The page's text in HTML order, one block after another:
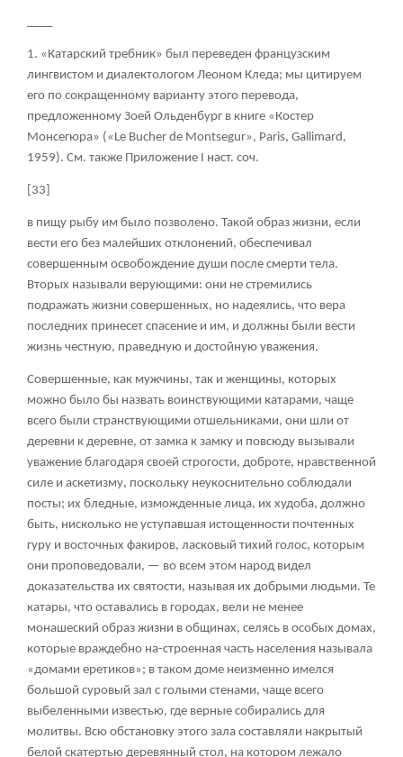
1. «Катарский требник» был переведен французским
лингвистом и диалектологом Леоном Кледа; мы цитируем
его по сокращенному варианту этого перевода,
предложенному Зоей Ольденбург в книге «Костер
Монсегюра» («Le Bucher de Montsegur», Paris, Gallimard,
1959). См. также Приложение I наст. соч.
[33]
в пищу рыбу им было позволено. Такой образ жизни, если
вести его без малейших отклонений, обеспечивал
совершенным освобождение души после смерти тела.
Вторых называли верующими: они не стремились
подражать жизни совершенных, но надеялись, что вера
последних принесет спасение и им, и должны были вести
жизнь честную, праведную и достойную уважения.
Совершенные, как мужчины, так и женщины, которых
можно было бы назвать воинствующими катарами, чаще
всего были странствующими отшельниками, они шли от
деревни к деревне, от замка к замку и повсюду вызывали
уважение благодаря своей строгости, доброте, нравственной
силе и аскетизму, поскольку неукоснительно соблюдали
посты; их бледные, изможденные лица, их худоба, должно
быть, нисколько не уступавшая истощенности почтенных
гуру и восточных факиров, ласковый тихий голос, которым
они проповедовали, — во всем этом народ видел
доказательства их святости, называя их добрыми людьми. Те
катары, что оставались в городах, вели не менее
монашеский образ жизни в общинах, селясь в особых домах,
которые враждебно на-строенная часть населения называла
«домами еретиков»; в таком доме неизменно имелся
большой суровый зал с голыми стенами, чаще всего
выбеленными известью, где верные собирались для
молитвы. Всю обстановку этого зала составляли накрытый
белой скатертью деревянный стол, на котором лежало